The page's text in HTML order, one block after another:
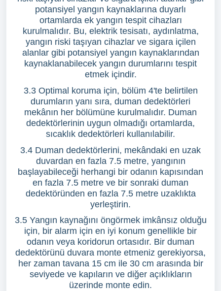
potansiyel yangın kaynaklarına duyarlı
ortamlarda ek yangın tespit cihazları
kurulmalıdır. Bu, elektrik tesisatı, aydınlatma,
yangın riski taşıyan cihazlar ve sigara içilen
alanlar gibi potansiyel yangın kaynaklarından
kaynaklanabilecek yangın durumlarını tespit
etmek içindir.
3.3 Optimal koruma için, bölüm 4'te belirtilen
durumların yanı sıra, duman dedektörleri
mekânın her bölümüne kurulmalıdır. Duman
dedektörlerinin uygun olmadığı ortamlarda,
sıcaklık dedektörleri kullanılabilir.
3.4 Duman dedektörlerini, mekândaki en uzak
duvardan en fazla 7.5 metre, yangının
başlayabileceği herhangi bir odanın kapısından
en fazla 7.5 metre ve bir sonraki duman
dedektöründen en fazla 7.5 metre uzaklıkta
yerleştirin.
3.5 Yangın kaynağını öngörmek imkânsız olduğu
için, bir alarm için en iyi konum genellikle bir
odanın veya koridorun ortasıdır. Bir duman
dedektörünü duvara monte etmeniz gerekiyorsa,
her zaman tavana 15 cm ile 30 cm arasında bir
seviyede ve kapıların ve diğer açıklıkların
üzerinde monte edin.